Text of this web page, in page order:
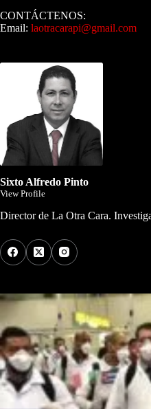
CONTÁCTENOS:
Email: laotracarapi@gmail.com
Sixto Alfredo Pinto
View Profile
Director de La Otra Cara.